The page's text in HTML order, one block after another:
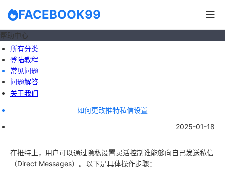
FACEBOOK99
帮助中心
所有分类
登陆教程
常见问题
问题解答
关于我们
如何更改推特私信设置
2025-01-18
在推特上，用户可以通过隐私设置灵活控制谁能够向自己发送私信
（Direct Messages）。以下是具体操作步骤：